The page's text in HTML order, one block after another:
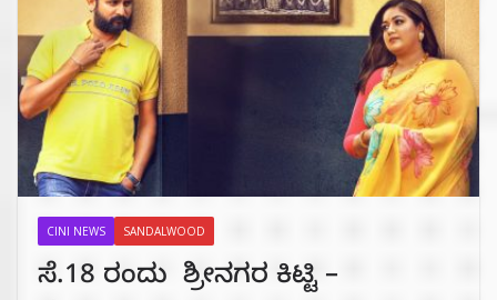
CINI NEWS SANDALWOOD
ಸೆ.18 ರಂದು ಶ್ರೀನಗರ ಕಿಟ್ಟಿ –